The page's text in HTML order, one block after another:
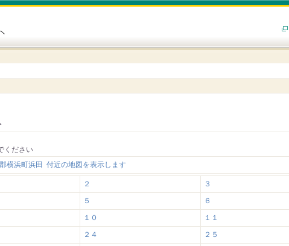
ください
横浜町浜田 付近の地図を表示します
２
３
５
６
１０
１１
２４
２５